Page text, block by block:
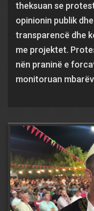
theksuan se
opinionin publik
transparencë dhe
me projektet.
nën praninë e
monitoruan